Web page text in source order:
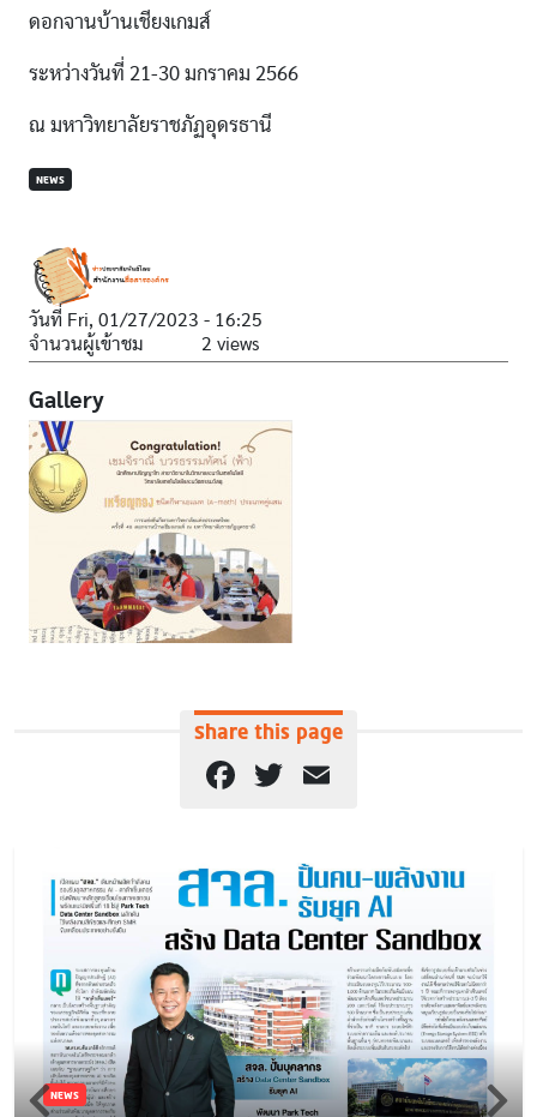
ดอกจานบ้านเชียงเกมส์
ระหว่างวันที่ 21-30 มกราคม 2566
ณ มหาวิทยาลัยราชภัฏอุดรธานี
NEWS
วันที่ Fri, 01/27/2023 - 16:25
จำนวนผู้เข้าชม
2 views
Gallery
Share this page
Facebook
Twitter
NEWS